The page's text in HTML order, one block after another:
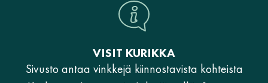
VISIT KURIKKA
Sivusto antaa vinkkejä kiinnostavista kohteista